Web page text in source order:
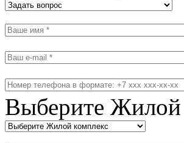
Выберите Жилой